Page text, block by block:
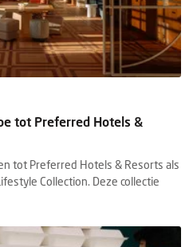
tot Preferred Hotels &
tot Preferred Hotels & Resorts als
Collection. Deze collectie